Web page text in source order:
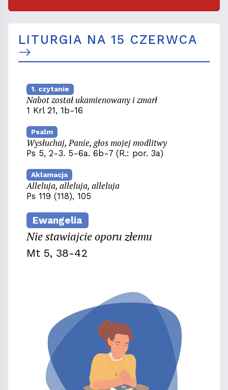
LITURGIA NA 15 CZERWCA
1. czytanie
Nabot został ukamienowany i zmarł
1 Krl 21, 1b-16
Psalm
Wysłuchaj, Panie, głos mojej modlitwy
Ps 5, 2-3. 5-6a. 6b-7 (R.: por. 3a)
Aklamacja
Alleluja, alleluja, alleluja
Ps 119 (118), 105
Ewangelia
Nie stawiajcie oporu złemu
Mt 5, 38-42